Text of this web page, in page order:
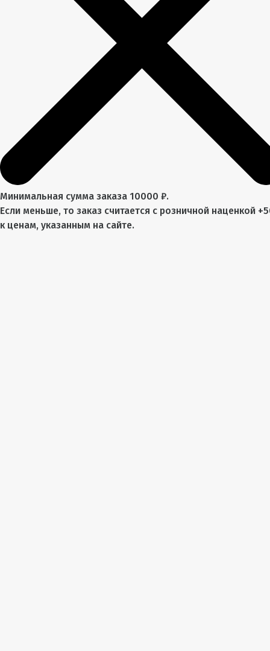
Минимальная сумма заказа 10000 ₽.
Если меньше, то заказ считается с розничной наценкой
к ценам, указанным на сайте.